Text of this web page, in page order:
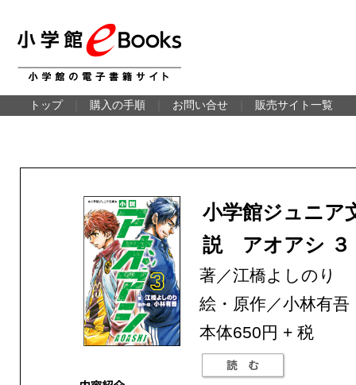
トップ 購入の手順 お問い合せ 販売サイト一覧
小学館ジュニ
説 アオアシ ３
著／江橋よしのり
絵・原作／小林有吾
本体650円 + 税